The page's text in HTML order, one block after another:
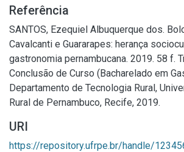
Referência
SANTOS, Ezequiel Albuquerque dos.
Cavalcanti e Guararapes: herança
gastronomia pernambucana. 2019. 58 f.
Conclusão de Curso (Bacharelado em
Departamento de Tecnologia Rural,
Rural de Pernambuco, Recife, 2019.
URI
https://repository.ufrpe.br/handle/